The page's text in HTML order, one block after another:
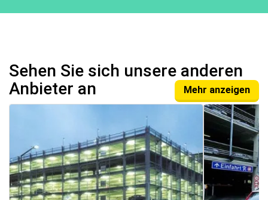
Sehen Sie sich unsere anderen
Anbieter an
Mehr anzeigen